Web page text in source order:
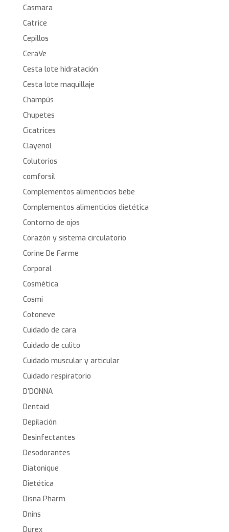
Casmara
Catrice
Cepillos
CeraVe
Cesta lote hidratación
Cesta lote maquillaje
Champús
Chupetes
Cicatrices
Clayenol
Colutorios
comforsil
Complementos alimenticios bebe
Complementos alimenticios dietética
Contorno de ojos
Corazón y sistema circulatorio
Corine De Farme
Corporal
Cosmética
Cosmi
Cotoneve
Cuidado de cara
Cuidado de culito
Cuidado muscular y articular
Cuidado respiratorio
D’DONNA
Dentaid
Depilación
Desinfectantes
Desodorantes
Diatonique
Dietética
Disna Pharm
Dnins
Durex